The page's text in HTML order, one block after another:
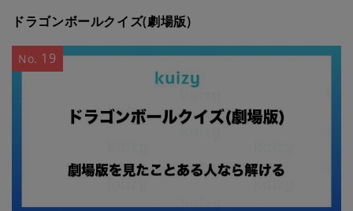
ドラゴンボールクイズ(劇場版)
No. 19